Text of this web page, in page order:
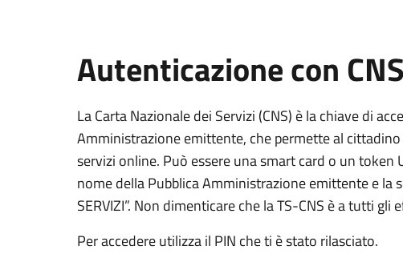
Autenticazione con CNS
La Carta Nazionale dei Servizi (CNS) è la chiave di
Amministrazione emittente, che permette al
servizi online. Può essere una smart card o un token
nome della Pubblica Amministrazione emittente e la
SERVIZI”. Non dimenticare che la TS-CNS è a tutti gli
Per accedere utilizza il PIN che ti è stato rilasciato.